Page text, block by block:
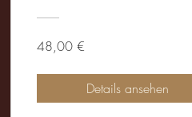
48,00 €
Details ansehen